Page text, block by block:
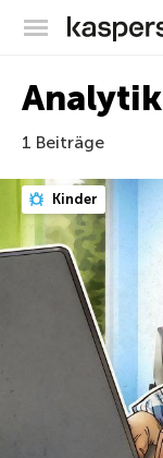
Analytik
1 Beiträge
Kinder